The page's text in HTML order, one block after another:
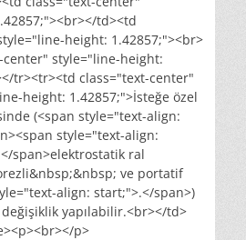
td><td
height: 1.42857;"><br>
style="line-height:
tr><tr><td class="text-center"
height: 1.42857;">İsteğe özel
(<span style="text-align:
style="text-align:
span>elektrostatik ral
ve portatif
align: start;">.</span>)
yapılabilir.<br></td>
p>